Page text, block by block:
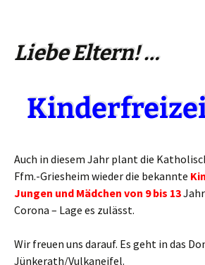
Liebe Eltern! …
Auch in diesem Jahr plant die
Ffm.-Griesheim wieder die bekannte
Jungen und Mädchen von 9 bis 13
Corona – Lage es zulässt.
Wir freuen uns darauf. Es geht in das
Jünkerath/Vulkaneifel.